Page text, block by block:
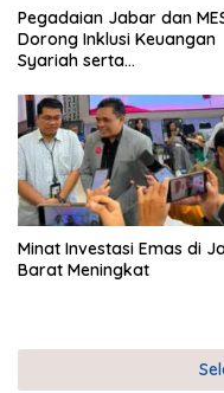
Pegadaian Jabar dan
Dorong Inklusi Keuangan
Syariah serta
Minat Investasi Emas di
Barat Meningkat